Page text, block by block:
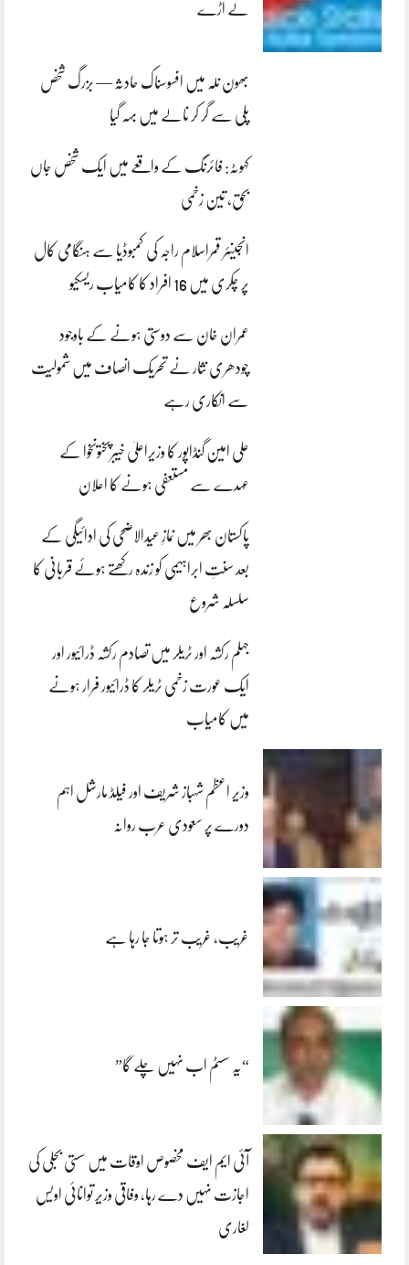
لے اڑے
بھون نلہ میں افسوسناک حادثہ — بزرگ شخص
پلی سے گر کر نالے میں بہہ گیا
کہوٹہ: فائرنگ کے واقعے میں ایک شخص جاں
بحق، تین زخمی
انجینئر قمراسلام راجہ کی کمبوڈیا سے ہنگامی کال
پر چکری میں 16 افراد کا کامیاب ریسکیو
عمران خان سے دوستی ہونے کے باوجود
چودھری نثار نے تحریک انصاف میں شمولیت
سے انکاری رہے
علی امین گنڈاپور کا وزیراعلیٰ خیبرپختونخوا کے
عہدے سے مستعفی ہونے کا اعلان
پاکستان بھر میں نمازِ عیدالاضحی کی ادائیگی کے
بعد سنتِ ابراہیمی کو زندہ رکھتے ہوئے قربانی کا
سلسلہ شروع
جہلم رکشہ اور ٹریلر میں تصادم رکشہ ڈرائیور اور
ایک عورت زخمی ٹریلر کا ڈرائیور فرار ہونے
میں کامیاب
وزیر اعظم شہباز شریف اور فیلڈ مارشل اہم
دورے پر سعودی عرب روانہ
غریب، غریب تر ہوتا جا رہا ہے
“یہ سسٹم اب نہیں چلے گا”
آئی ایم ایف مخصوص اوقات میں سستی بجلی کی
اجازت نہیں دے رہا، وفاقی وزیر توانائی اویس
لغاری